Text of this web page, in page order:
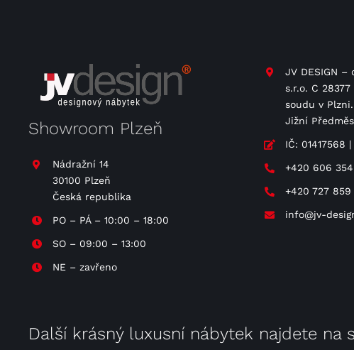
Showroom Plzeň
Nádražní 14
30100 Plzeň
Česká republika
PO – PÁ – 10:00 – 18:00
SO – 09:00 – 13:00
NE – zavřeno
JV DESIGN –
s.r.o. C
soudu v Plzni.
Jižní
IČ: 01417568
+420 606
+420 727 859
info@jv-
Další krásný luxusní nábytek najdete na